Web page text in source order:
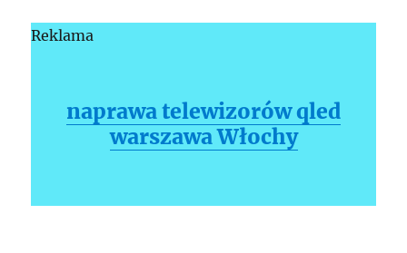
Reklama
naprawa telewizorów qled
warszawa Włochy